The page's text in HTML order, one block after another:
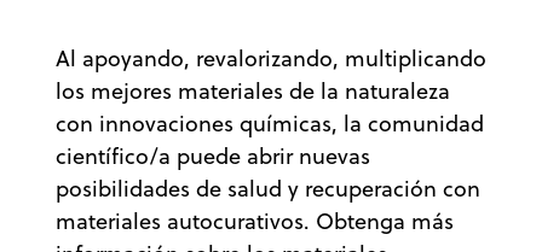
Al apoyando, revalorizando, multiplicando
los mejores materiales de la naturaleza
con innovaciones químicas, la comunidad
científico/a puede abrir nuevas
posibilidades de salud y recuperación con
materiales autocurativos. Obtenga más